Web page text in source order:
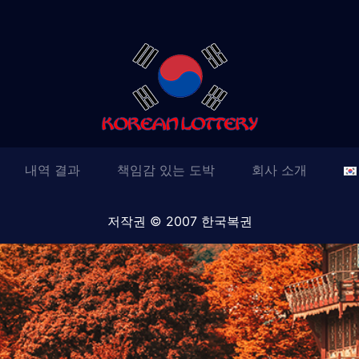
내역 결과 책임감 있는 도박 회사 소개
저작권 © 2007 한국복권